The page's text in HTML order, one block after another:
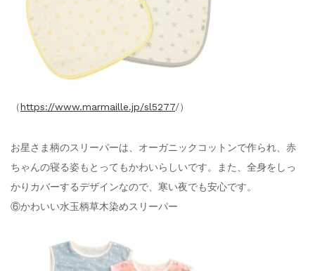
（https://www.marmaille.jp/sl5277/）
お星さま柄のスリーパーは、オーガニックコットンで作られ、赤
ちゃんの寝る姿もとってもかわいらしいです。また、全身をしっ
かりカバーするデザインなので、寒い夜でも安心です。
⑥かわいい水玉柄草木染めスリーパー